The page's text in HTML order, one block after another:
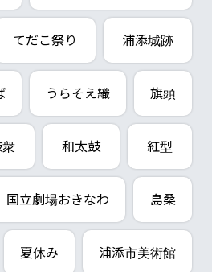
てだこ祭り 浦添城跡
うらそえ織 旗頭
和太鼓 紅型
国立劇場おきなわ 島桑
夏休み 浦添市美術館